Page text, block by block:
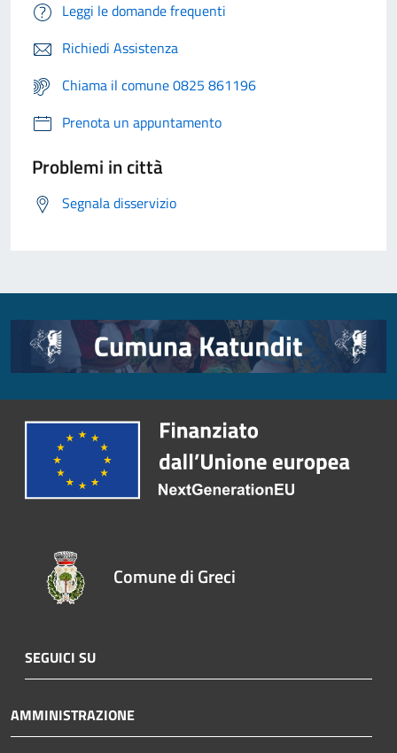
Leggi le domande frequenti
Richiedi Assistenza
Chiama il comune 0825 861196
Prenota un appuntamento
Problemi in città
Segnala disservizio
Comune di Greci
SEGUICI SU
AMMINISTRAZIONE